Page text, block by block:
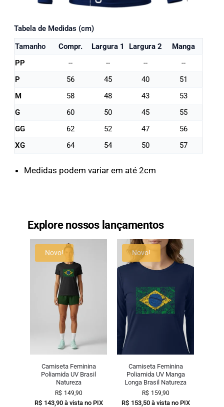
Tabela de Medidas (cm)
Tamanho
Compr. Largura 1 Largura 2
Manga
PP
-- -- --
--
P
56 45 40
51
M
58 48 43
53
G
60 50 45
55
GG
62 52 47
56
XG
64 54 50 57
Medidas podem variar em até 2cm
Explore nossos lançamentos
Novo!
Camiseta Feminina
Poliamida UV Brasil
Natureza
R$ 149,90
R$ 143,90 à vista no PIX
Novo!
Camiseta Feminina
Poliamida UV Manga
Longa Brasil Natureza
R$ 159,90
R$ 153,50 à vista no PIX